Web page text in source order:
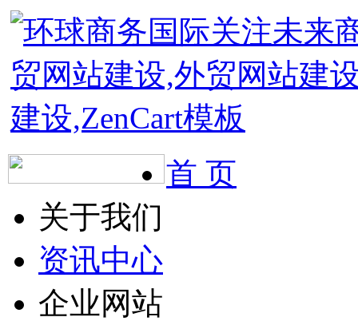
首 页
关于我们
资讯中心
企业网站